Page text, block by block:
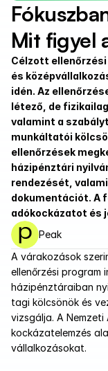
Mit figyel
Célzott
és
idén. Az
létező, de
valamint a
munkáltatói
ellenőrzések
házipénztári
rendezését,
dokumentációt. A
adókockázatot és
Peak
A várakozások
ellenőrzési program
házipénztáraiban
tagi kölcsönök és
vizsgálja. A Nemzeti
kockázatelemzés
vállalkozásokat.